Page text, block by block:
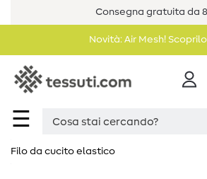
Consegna gratuita da
Novità: Air Mesh!
☰
Filo da cucito elastico